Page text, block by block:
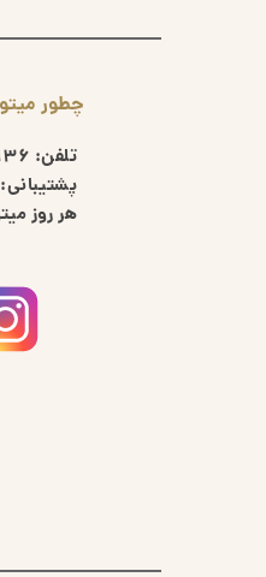
چطور
تلفن:
پشتیبانی:
هر روز